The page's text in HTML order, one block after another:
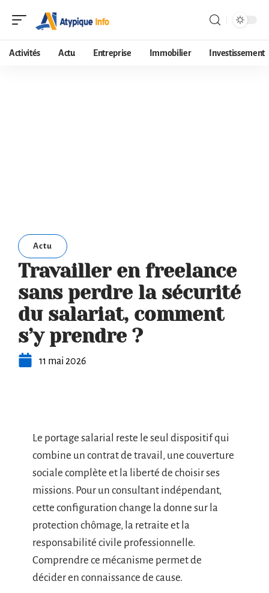
Activités Actu Entreprise Immobilier Investissement
Actu
Travailler en freelance
sans perdre la sécurité
du salariat, comment
s’y prendre ?
11 mai 2026
Le portage salarial reste le seul dispositif qui
combine un contrat de travail, une couverture
sociale complète et la liberté de choisir ses
missions. Pour un consultant indépendant,
cette configuration change la donne sur la
protection chômage, la retraite et la
responsabilité civile professionnelle.
Comprendre ce mécanisme permet de
décider en connaissance de cause.